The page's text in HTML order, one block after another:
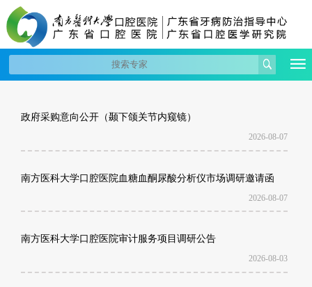
政府采购意向公开（颞下颌关节内窥镜）
2026-08-07
南方医科大学口腔医院血糖血酮尿酸分析仪市场调研邀请函
2026-08-07
南方医科大学口腔医院审计服务项目调研公告
2026-08-03